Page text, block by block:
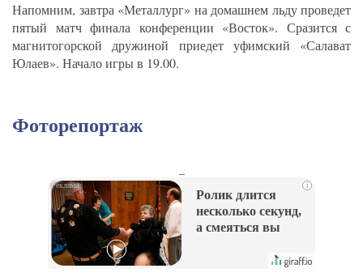
Напомним, завтра «Металлург» на домашнем льду проведет
пятый матч финала конференции «Восток». Сразится с
магнитогорской дружиной приедет уфимский «Салават
Юлаев». Начало игры в 19.00.
Фоторепортаж
i
Ролик длится
несколько секунд,
а смеяться вы